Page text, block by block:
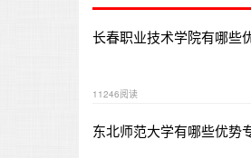
长春职业技术学院有哪些
11246阅读
东北师范大学有哪些优势